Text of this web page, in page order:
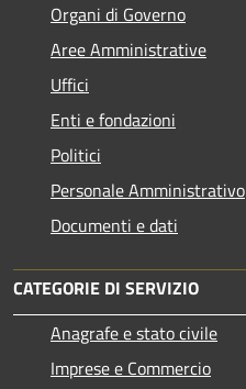
Organi di Governo
Aree Amministrative
Uffici
Enti e fondazioni
Politici
Personale Amministrativo
Documenti e dati
CATEGORIE DI SERVIZIO
Anagrafe e stato civile
Imprese e Commercio